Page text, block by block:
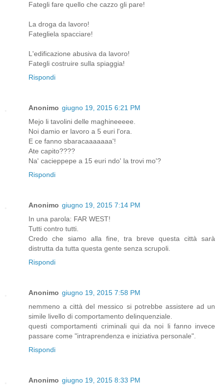
Fategli fare quello che cazzo gli pare!
La droga da lavoro!
Fategliela spacciare!
L'edificazione abusiva da lavoro!
Fategli costruire sulla spiaggia!
Rispondi
Anonimo giugno 19, 2015 6:21 PM
Mejo li tavolini delle maghineeeee.
Noi damio er lavoro a 5 euri l'ora.
E ce fanno sbaracaaaaaaa'!
Ate capito????
Na' cacieppepe a 15 euri ndo' la trovi mo'?
Rispondi
Anonimo giugno 19, 2015 7:14 PM
In una parola: FAR WEST!
Tutti contro tutti.
Credo che siamo alla fine, tra breve questa città sarà
distrutta da tutta questa gente senza scrupoli.
Rispondi
Anonimo giugno 19, 2015 7:58 PM
nemmeno a città del messico si potrebbe assistere ad un
simile livello di comportamento delinquenziale.
questi comportamenti criminali qui da noi li fanno invece
passare come "intraprendenza e iniziativa personale".
Rispondi
Anonimo giugno 19, 2015 8:33 PM